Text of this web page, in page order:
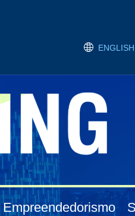
ENGLISH